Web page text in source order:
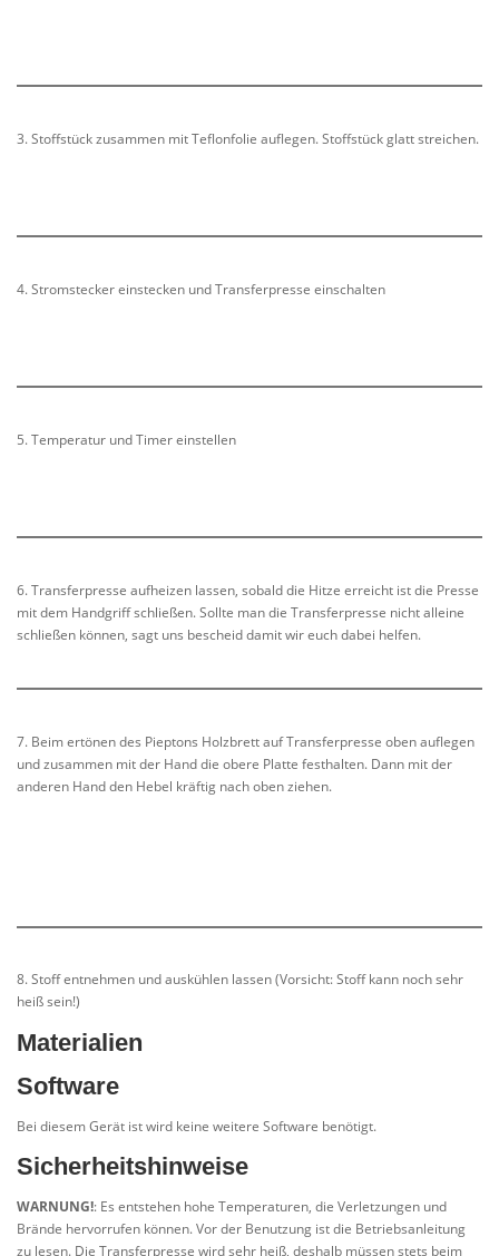
3. Stoffstück zusammen mit Teflonfolie auflegen. Stoffstück glatt streichen.
4. Stromstecker einstecken und Transferpresse einschalten
5. Temperatur und Timer einstellen
6. Transferpresse aufheizen lassen, sobald die Hitze erreicht ist die Presse
mit dem Handgriff schließen. Sollte man die Transferpresse nicht alleine
schließen können, sagt uns bescheid damit wir euch dabei helfen.
7. Beim ertönen des Pieptons Holzbrett auf Transferpresse oben auflegen
und zusammen mit der Hand die obere Platte festhalten. Dann mit der
anderen Hand den Hebel kräftig nach oben ziehen.
8. Stoff entnehmen und auskühlen lassen (Vorsicht: Stoff kann noch sehr
heiß sein!)
Materialien
Software
Bei diesem Gerät ist wird keine weitere Software benötigt.
Sicherheitshinweise
WARNUNG!: Es entstehen hohe Temperaturen, die Verletzungen und
Brände hervorrufen können. Vor der Benutzung ist die Betriebsanleitung
zu lesen. Die Transferpresse wird sehr heiß, deshalb müssen stets beim